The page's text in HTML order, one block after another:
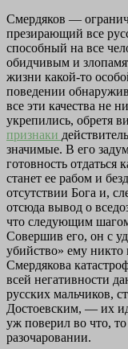
Смердяков —
презирающий все
способный на все
обидчивым и
жизни какой-то
поведении
все эти качества не
укрепились, обретя
признаки
значимые. В его
готовность
станет ее рабом и
отсутствии Бога и,
отсюда вывод о
что следующим
Совершив его, он с
убийство» ему никто
Смердякова
всей негативности
русских мальчиков,
Достоевским, — их
уж поверил во что,
разочаровании.